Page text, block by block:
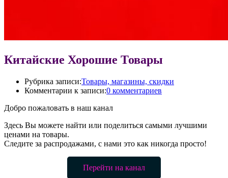
Китайские Хорошие Товары
Рубрика записи:Товары, магазины, скидки
Комментарии к записи:0 комментариев
Дoбpo пoжaлoвaть в наш канал
Здесь Вы можете найти или поделиться самыми лучшими
ценами на товары.
Следите за распродажами, с нами это как никогда просто!
Перейти на канал